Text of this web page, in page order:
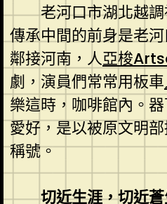
老河口市湖北越
傳承中間的前身是老
鄰接河南，人亞梭
劇，演員們常常用板車
樂這時，咖啡館內。
愛好，是以被原文明
稱號。
切近生涯，切近